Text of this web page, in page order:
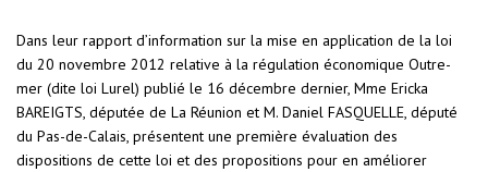
Dans leur rapport d’information sur la mise en application de la loi
du 20 novembre 2012 relative à la régulation économique Outre-
mer (dite loi Lurel) publié le 16 décembre dernier, Mme Ericka
BAREIGTS, députée de La Réunion et M. Daniel FASQUELLE, député
du Pas-de-Calais, présentent une première évaluation des
dispositions de cette loi et des propositions pour en améliorer